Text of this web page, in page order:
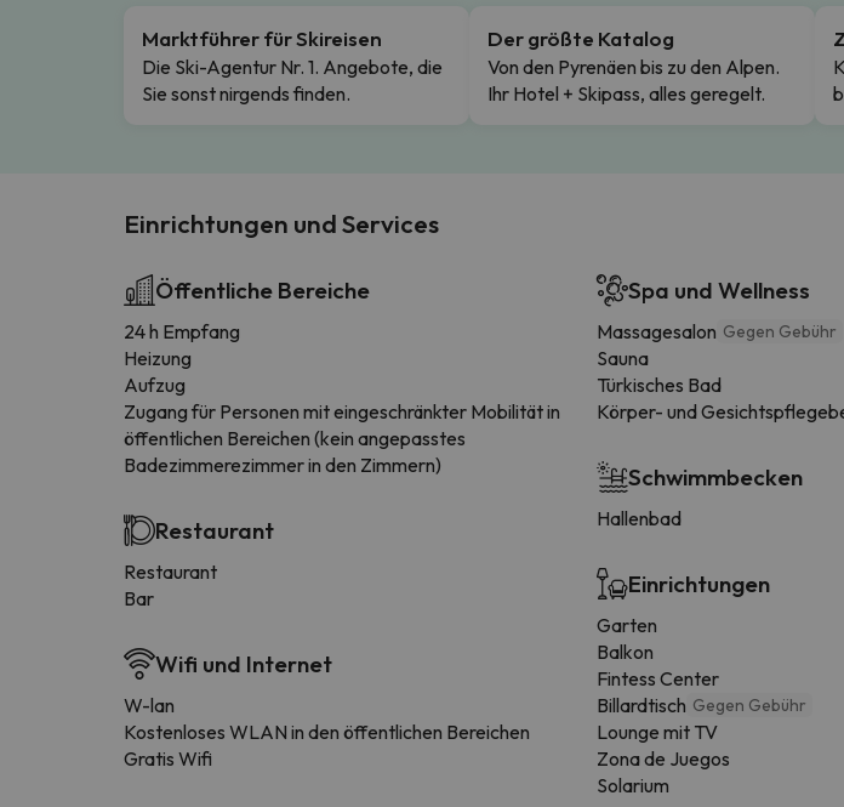
Marktführer für Skireisen
Die Ski-Agentur Nr. 1. Angebote, die
Sie sonst nirgends finden.
Der größte Katalog
Von den Pyrenäen bis zu den Alpen.
Ihr Hotel + Skipass, alles geregelt.
Einrichtungen und Services
Öffentliche Bereiche
24 h Empfang
Heizung
Aufzug
Zugang für Personen mit eingeschränkter Mobilität in
öffentlichen Bereichen (kein angepasstes
Badezimmerezimmer in den Zimmern)
Restaurant
Restaurant
Bar
Wifi und Internet
W-lan
Kostenloses WLAN in den öffentlichen Bereichen
Gratis Wifi
Spa und Wellness
Massagesalon Gegen Gebühr
Sauna
Türkisches Bad
Körper- und
Schwimmbecken
Hallenbad
Einrichtungen
Garten
Balkon
Fintess Center
Billardtisch Gegen Gebühr
Lounge mit TV
Zona de Juegos
Solarium